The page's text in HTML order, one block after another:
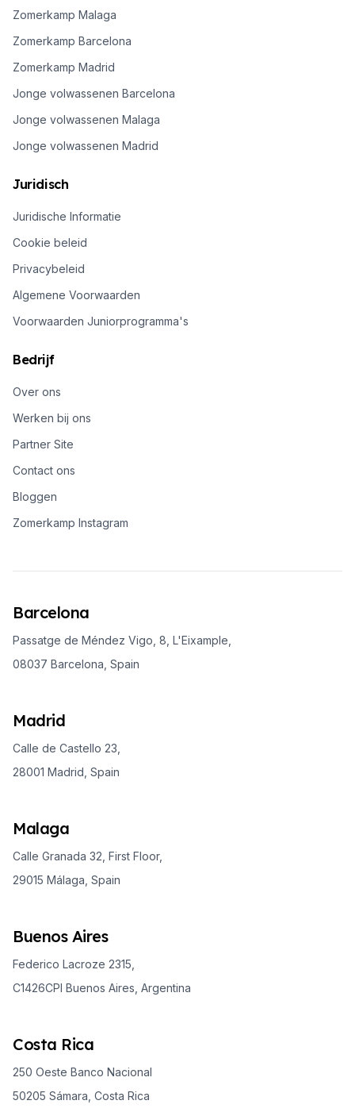
Zomerkamp Malaga
Zomerkamp Barcelona
Zomerkamp Madrid
Jonge volwassenen Barcelona
Jonge volwassenen Malaga
Jonge volwassenen Madrid
Juridisch
Juridische Informatie
Cookie beleid
Privacybeleid
Algemene Voorwaarden
Voorwaarden Juniorprogramma's
Bedrijf
Over ons
Werken bij ons
Partner Site
Contact ons
Bloggen
Zomerkamp Instagram
Barcelona
Passatge de Méndez Vigo, 8, L'Eixample,
08037 Barcelona, Spain
Madrid
Calle de Castello 23,
28001 Madrid, Spain
Malaga
Calle Granada 32, First Floor,
29015 Málaga, Spain
Buenos Aires
Federico Lacroze 2315,
C1426CPI Buenos Aires, Argentina
Costa Rica
250 Oeste Banco Nacional
50205 Sámara, Costa Rica